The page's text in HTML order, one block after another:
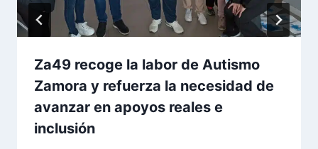
Za49 recoge la labor de Autismo
Zamora y refuerza la necesidad de
avanzar en apoyos reales e
inclusión